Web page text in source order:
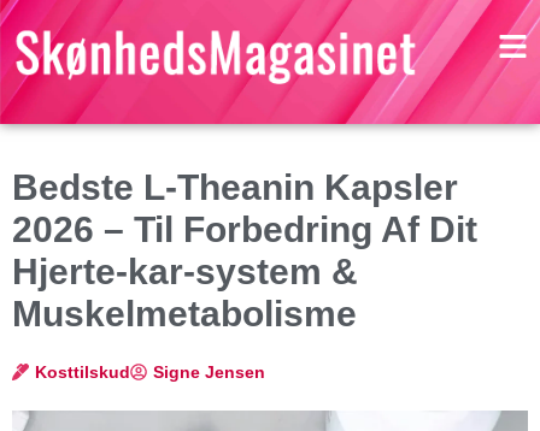
Bedste L-Theanin Kapsler
2026 – Til Forbedring Af Dit
Hjerte-kar-system &
Muskelmetabolisme
Kosttilskud Signe Jensen